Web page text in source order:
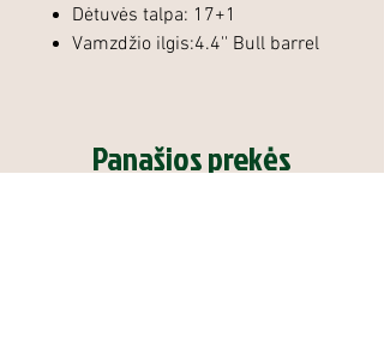
Dėtuvės talpa: 17+1
Vamzdžio ilgis:4.4'' Bull barrel
Panašios prekės